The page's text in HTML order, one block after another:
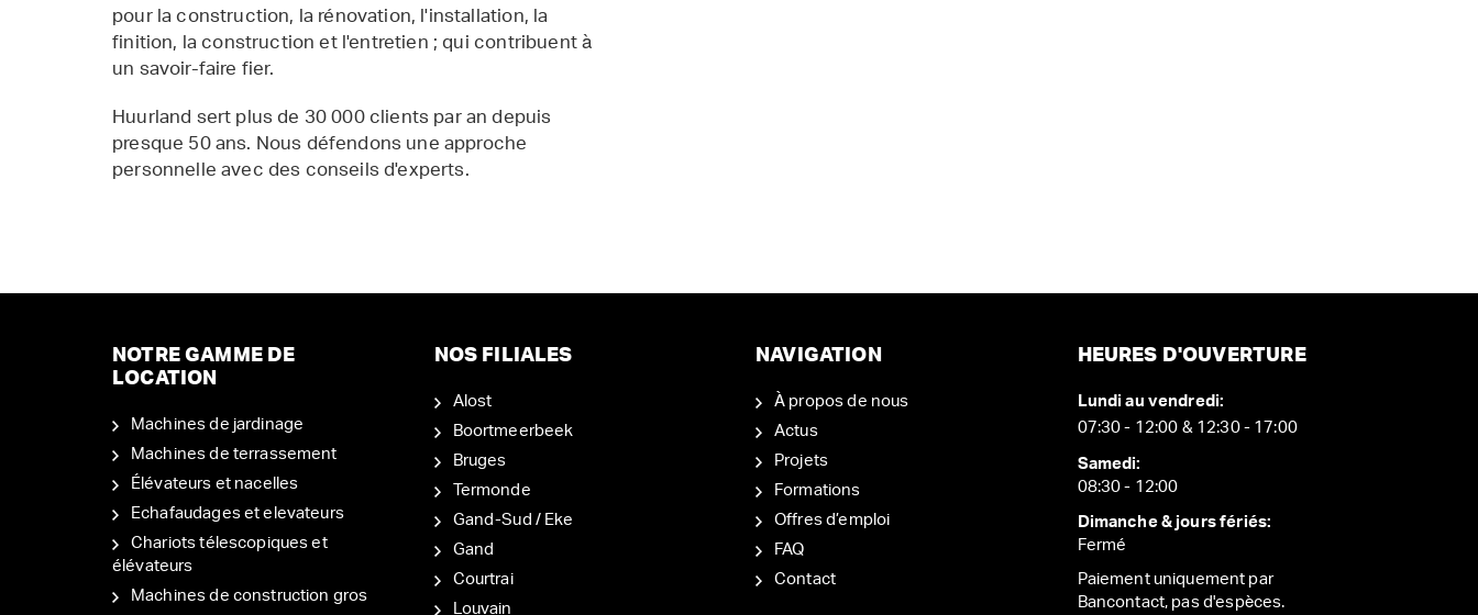
pour la construction, la rénovation, l'installation, la
finition, la construction et l'entretien ; qui contribuent à
un savoir-faire fier.
Huurland sert plus de 30 000 clients par an depuis
presque 50 ans. Nous défendons une approche
personnelle avec des conseils d'experts.
NOTRE GAMME DE
LOCATION
Machines de jardinage
Machines de terrassement
Élévateurs et nacelles
Echafaudages et elevateurs
Chariots télescopiques et
élévateurs
Machines de construction gros
NOS FILIALES
Alost
Boortmeerbeek
Bruges
Termonde
Gand-Sud / Eke
Gand
Courtrai
Louvain
NAVIGATION
À propos de nous
Actus
Projets
Formations
Offres d’emploi
FAQ
Contact
HEURES D'OUVERTURE
Lundi au vendredi:
07:30 - 12:00 & 12:30 - 17:00
Samedi:
08:30 - 12:00
Dimanche & jours fériés:
Fermé
Paiement uniquement par
Bancontact, pas d'espèces.